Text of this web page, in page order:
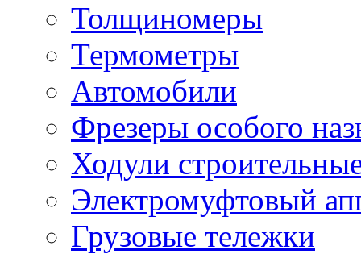
Толщиномеры
Термометры
Автомобили
Фрезеры особого
Ходули
Электромуфтовый
Грузовые тележки